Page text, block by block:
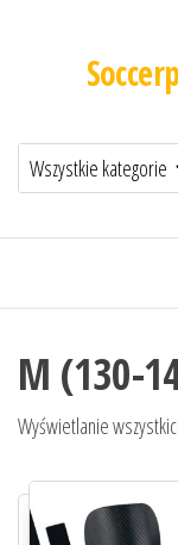
M (130-
Wyświetlanie